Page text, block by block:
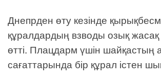
Днепрден өту кезінде
құралдардың взводы озық
өтті. Плацдарм үшін шайқастың
сағаттарында бір құрал істен